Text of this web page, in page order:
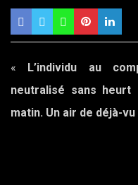
«
L’individu au
neutralisé sans
matin. Un air de déjà-